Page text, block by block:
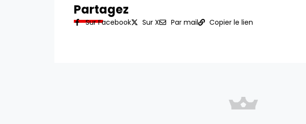
Partagez
Sur Facebook Sur X Par mail Copier le lien